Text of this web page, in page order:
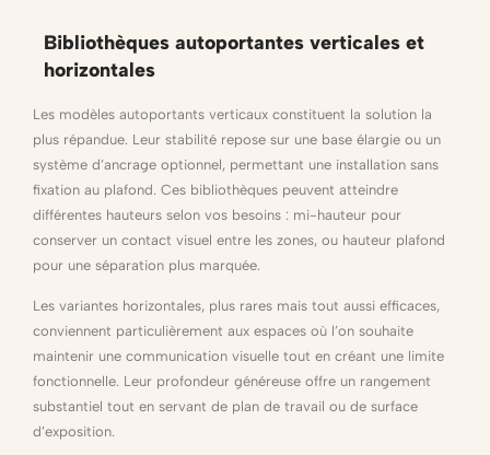
Bibliothèques autoportantes verticales et
horizontales
Les modèles autoportants verticaux constituent la solution la
plus répandue. Leur stabilité repose sur une base élargie ou un
système d’ancrage optionnel, permettant une installation sans
fixation au plafond. Ces bibliothèques peuvent atteindre
différentes hauteurs selon vos besoins : mi-hauteur pour
conserver un contact visuel entre les zones, ou hauteur plafond
pour une séparation plus marquée.
Les variantes horizontales, plus rares mais tout aussi efficaces,
conviennent particulièrement aux espaces où l’on souhaite
maintenir une communication visuelle tout en créant une limite
fonctionnelle. Leur profondeur généreuse offre un rangement
substantiel tout en servant de plan de travail ou de surface
d’exposition.